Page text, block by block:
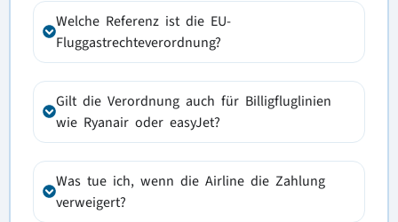
Welche Referenz ist die EU-
Fluggastrechteverordnung?
Gilt die Verordnung auch für Billigfluglinien
wie Ryanair oder easyJet?
Was tue ich, wenn die Airline die Zahlung
verweigert?